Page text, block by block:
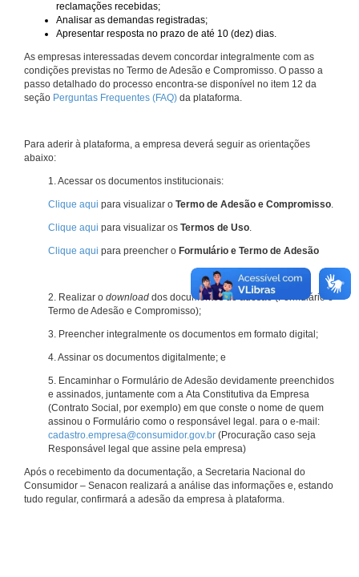
reclamações recebidas;
Analisar as demandas registradas;
Apresentar resposta no prazo de até 10 (dez) dias.
As empresas interessadas devem concordar integralmente com as
condições previstas no Termo de Adesão e Compromisso. O passo a
passo detalhado do processo encontra-se disponível no item 12 da
seção Perguntas Frequentes (FAQ) da plataforma.
Para aderir à plataforma, a empresa deverá seguir as orientações
abaixo:
1. Acessar os documentos institucionais:
Clique aqui para visualizar o Termo de Adesão e Compromisso.
Clique aqui para visualizar os Termos de Uso.
Clique aqui para preencher o Formulário e Termo de Adesão
2. Realizar o download dos documentos de adesão (Formulário e
Termo de Adesão e Compromisso);
3. Preencher integralmente os documentos em formato digital;
4. Assinar os documentos digitalmente; e
5. Encaminhar o Formulário de Adesão devidamente preenchidos
e assinados, juntamente com a Ata Constitutiva da Empresa
(Contrato Social, por exemplo) em que conste o nome de quem
assinou o Formulário como o responsável legal. para o e-mail:
cadastro.empresa@consumidor.gov.br (Procuração caso seja
Responsável legal que assine pela empresa)
Após o recebimento da documentação, a Secretaria Nacional do
Consumidor – Senacon realizará a análise das informações e, estando
tudo regular, confirmará a adesão da empresa à plataforma.